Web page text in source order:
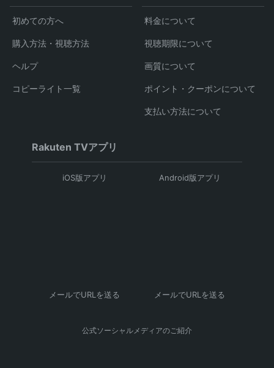
初めての方へ
購入方法・視聴方法
ヘルプ
コピーライト一覧
料金について
視聴期限について
画質について
ポイント・クーポンについて
支払い方法について
Rakuten TVアプリ
iOS版アプリ
メールでURLを送る
Android版アプリ
メールでURLを送る
公式ソーシャルメディアのご紹介